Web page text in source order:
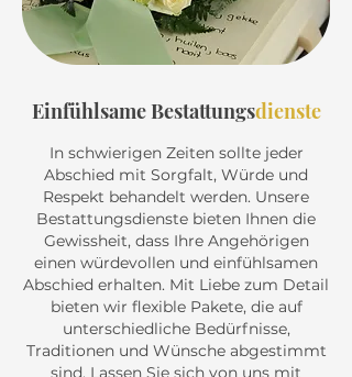
Einfühlsame Bestattungsdienste
In schwierigen Zeiten sollte jeder
Abschied mit Sorgfalt, Würde und
Respekt behandelt werden. Unsere
Bestattungsdienste bieten Ihnen die
Gewissheit, dass Ihre Angehörigen
einen würdevollen und einfühlsamen
Abschied erhalten. Mit Liebe zum Detail
bieten wir flexible Pakete, die auf
unterschiedliche Bedürfnisse,
Traditionen und Wünsche abgestimmt
sind. Lassen Sie sich von uns mit